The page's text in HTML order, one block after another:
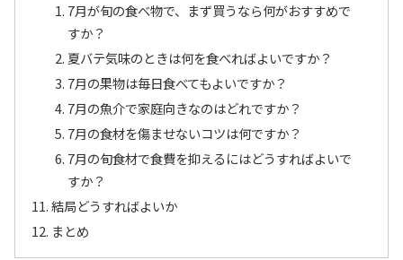
7月が旬の食べ物で、まず買うなら何がおすすめで
すか？
夏バテ気味のときは何を食べればよいですか？
7月の果物は毎日食べてもよいですか？
7月の魚介で家庭向きなのはどれですか？
7月の食材を傷ませないコツは何ですか？
7月の旬食材で食費を抑えるにはどうすればよいで
すか？
結局どうすればよいか
まとめ